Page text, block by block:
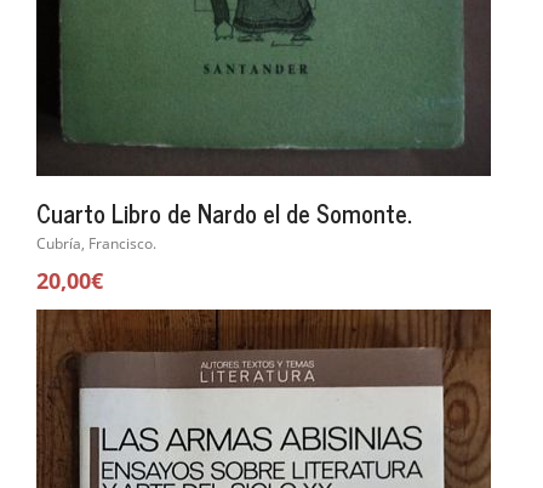
Cuarto Libro de Nardo el de Somonte.
Cubría, Francisco.
20,00€